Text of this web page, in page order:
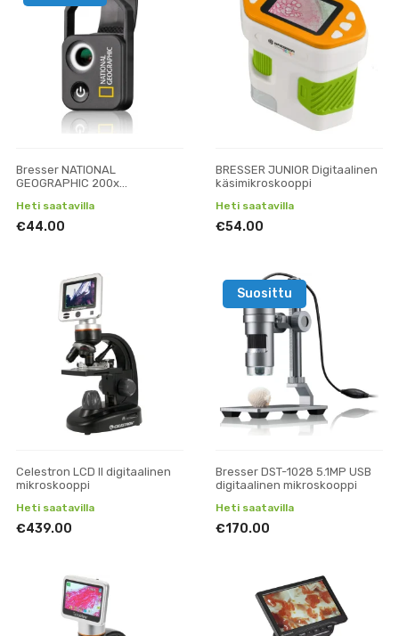
Bresser NATIONAL
GEOGRAPHIC 200x
CPL:llä
Heti saatavilla
€44.00
BRESSER JUNIOR Digitaalinen
käsimikroskooppi
Heti saatavilla
€54.00
Celestron LCD II digitaalinen
mikroskooppi
Heti saatavilla
€439.00
Suosittu
Bresser DST-1028 5.1MP USB
digitaalinen mikroskooppi
Heti saatavilla
€170.00